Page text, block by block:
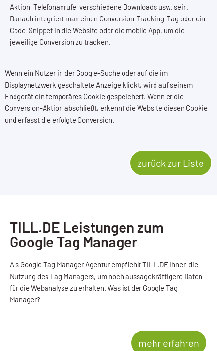
Aktion, Telefonanrufe, verschiedene Downloads usw. sein.
Danach integriert man einen Conversion-Tracking-Tag oder ein
Code-Snippet in die Website oder die mobile App, um die
jeweilige Conversion zu tracken.
Wenn ein Nutzer in der Google-Suche oder auf die im
Displaynetzwerk geschaltete Anzeige klickt, wird auf seinem
Endgerät ein temporäres Cookie gespeichert. Wenn er die
Conversion-Aktion abschließt, erkennt die Website diesen Cookie
und erfasst die erfolgte Conversion.
zurück zur Liste
TILL.DE Leistungen zum
Google Tag Manager
Als Google Tag Manager Agentur empfiehlt TILL.DE Ihnen die
Nutzung des Tag Managers, um noch aussagekräftigere Daten
für die Webanalyse zu erhalten. Was ist der Google Tag
Manager?
mehr erfahren